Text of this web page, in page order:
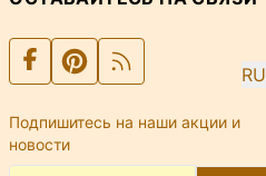
RU
Подпишитесь на наши акции и
новости